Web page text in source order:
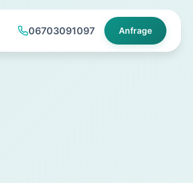
06703091097 Anfrage